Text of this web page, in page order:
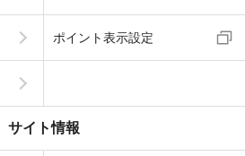
ポイント表示設定
サイト情報